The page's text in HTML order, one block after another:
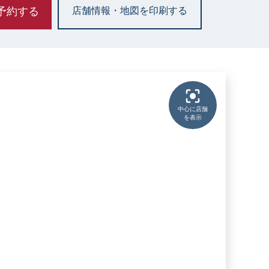
約する 店舗情報・地図を印刷する
中心に店舗
を表示